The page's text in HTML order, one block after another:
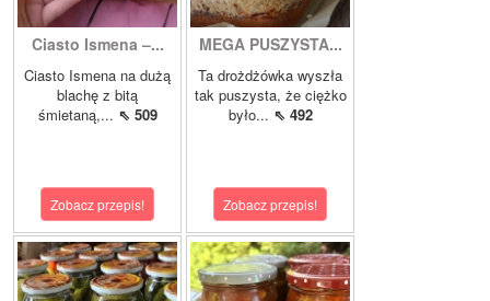
Ciasto Ismena –...
Ciasto Ismena na dużą
blachę z bitą
śmietaną,... ⇖ 509
Zobacz przepis!
MEGA PUSZYSTA...
Ta drożdżówka wyszła
tak puszysta, że ciężko
było... ⇖ 492
Zobacz przepis!